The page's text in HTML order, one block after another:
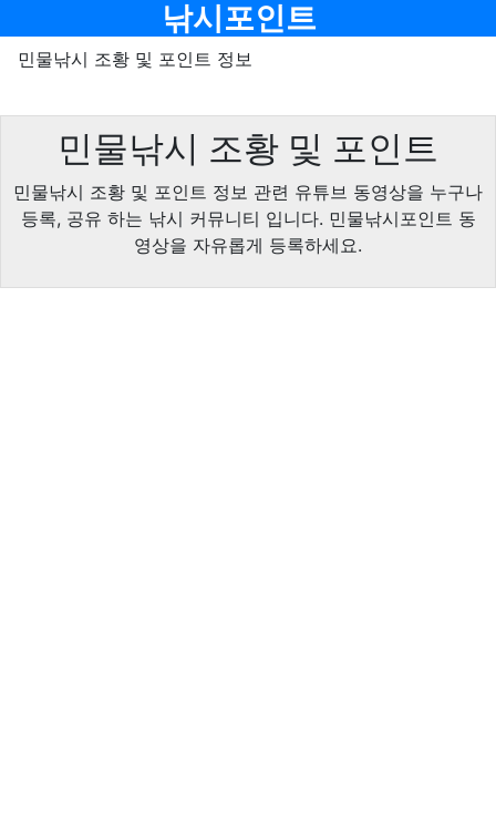
낚시포인트
민물낚시 조황 및 포인트 정보
민물낚시 조황 및 포인트
민물낚시 조황 및 포인트 정보 관련 유튜브 동영상을 누구나
등록, 공유 하는 낚시 커뮤니티 입니다. 민물낚시포인트 동
영상을 자유롭게 등록하세요.